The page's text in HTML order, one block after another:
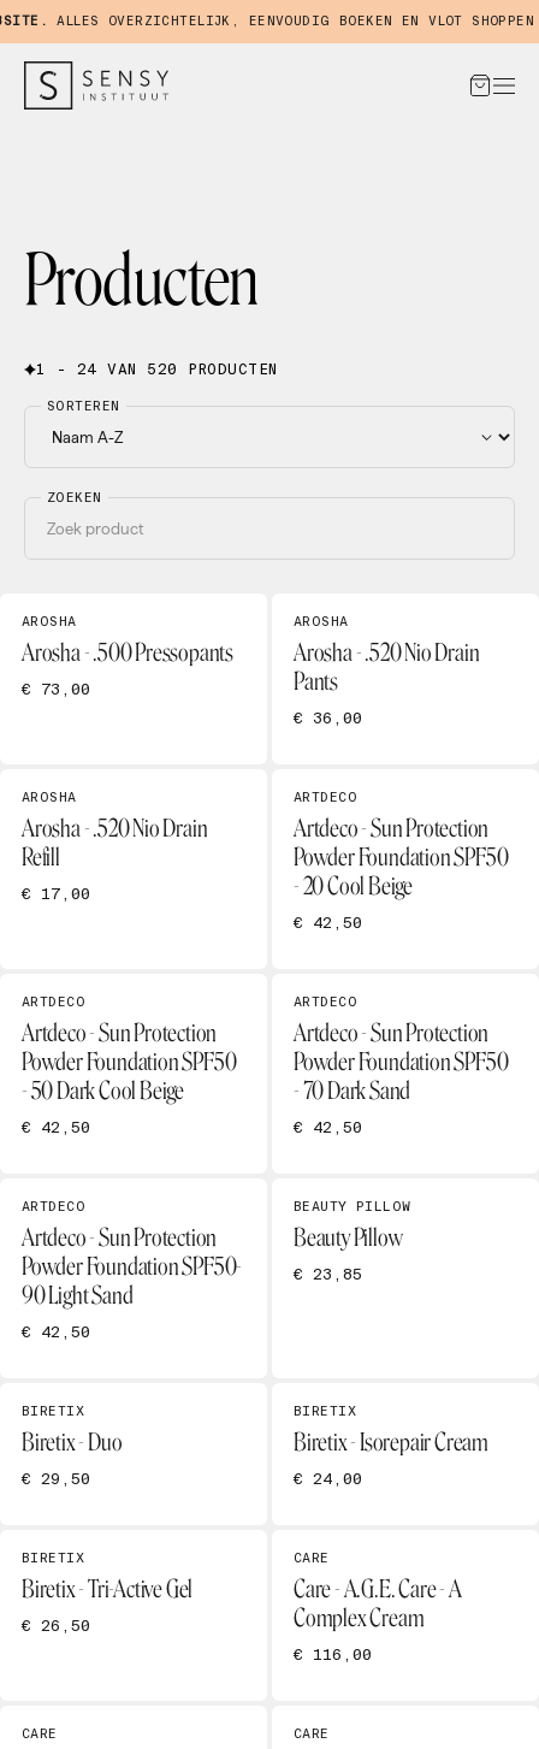
ALLES OVERZICHTELIJK, EENVOUDIG BOEKEN EN VLOT SHOPPEN IN
Producten
1 - 24 VAN 520 PRODUCTEN
ZOEKEN
SORTEREN
AROSHA
Arosha - .500 Pressopants
€ 73,00
AROSHA
Arosha - .520 Nio Drain
Pants
€ 36,00
AROSHA
Arosha - .520 Nio Drain
Refill
€ 17,00
ARTDECO
Artdeco - Sun Protection
Powder Foundation SPF50
- 20 Cool Beige
€ 42,50
ARTDECO
Artdeco - Sun Protection
Powder Foundation SPF50
- 50 Dark Cool Beige
€ 42,50
ARTDECO
Artdeco - Sun Protection
Powder Foundation SPF50
- 70 Dark Sand
€ 42,50
ARTDECO
Artdeco - Sun Protection
Powder Foundation SPF50-
90 Light Sand
€ 42,50
BEAUTY PILLOW
Beauty Pillow
€ 23,85
BIRETIX
Biretix - Duo
€ 29,50
BIRETIX
Biretix - Isorepair Cream
€ 24,00
BIRETIX
Biretix - Tri-Active Gel
€ 26,50
CARE
Care - A.G.E. Care - A
Complex Cream
€ 116,00
CARE CARE